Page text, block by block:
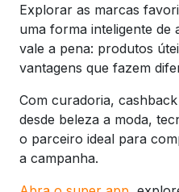
Explorar as marcas
uma forma inteligente de
vale a pena: produtos
vantagens que fazem
Com curadoria,
desde beleza a moda,
o parceiro ideal para
a campanha.